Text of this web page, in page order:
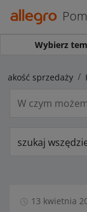
Wybierz
Jakość sprzedaży
szukaj
13 kwietnia